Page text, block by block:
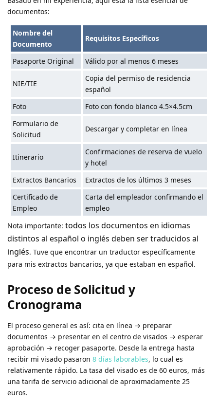
documentos:
Nombre del
Documento
Requisitos Específicos
Pasaporte Original Válido por al menos 6 meses
NIE/TIE
Copia del permiso de residencia
español
Foto
Foto con fondo blanco 4.5×4.5cm
Formulario de
Solicitud
Descargar y completar en línea
Itinerario
Confirmaciones de reserva de vuelo
y hotel
Extractos Bancarios
Extractos de los últimos 3 meses
Certificado de
Empleo
Carta del empleador confirmando el
empleo
Nota importante: todos los documentos en idiomas
distintos al español o inglés deben ser traducidos al
inglés. Tuve que encontrar un traductor específicamente
para mis extractos bancarios, ya que estaban en español.
Proceso de Solicitud y
Cronograma
El proceso general es así: cita en línea → preparar
documentos → presentar en el centro de visados → esperar
aprobación → recoger pasaporte. Desde la entrega hasta
recibir mi visado pasaron 8 días laborables, lo cual es
relativamente rápido. La tasa del visado es de 60 euros, más
una tarifa de servicio adicional de aproximadamente 25
euros.